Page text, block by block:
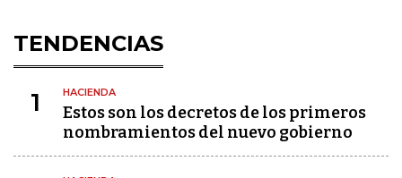
TENDENCIAS
1 HACIENDA
Estos son los decretos de los primeros
nombramientos del nuevo gobierno